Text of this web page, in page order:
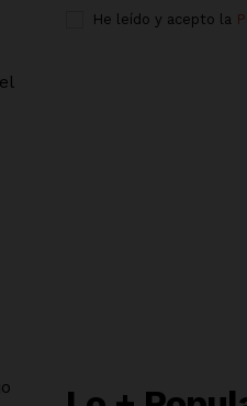
He leído y acepto la